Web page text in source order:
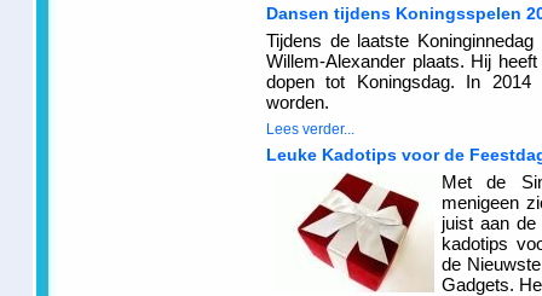
Dansen tijdens Koningsspelen
Tijdens de laatste
Willem-Alexander plaats. Hij
dopen tot Koningsdag. In
worden.
Lees verder...
Leuke Kadotips voor de
Met de
menigeen
juist aan
kadotips
de
Gadgets.